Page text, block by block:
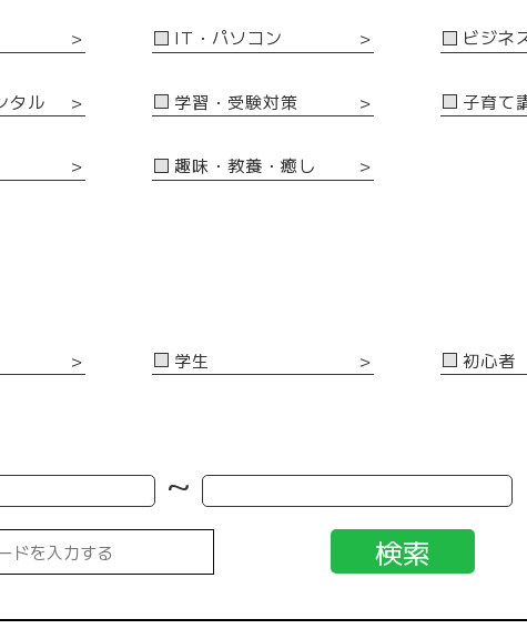
＞ ＞
IT・パソコン ビジネ
＞
タル ＞
学習・受験対策 子育て
＞ ＞
趣味・教養・癒し
＞ ＞
学生 初心者
~